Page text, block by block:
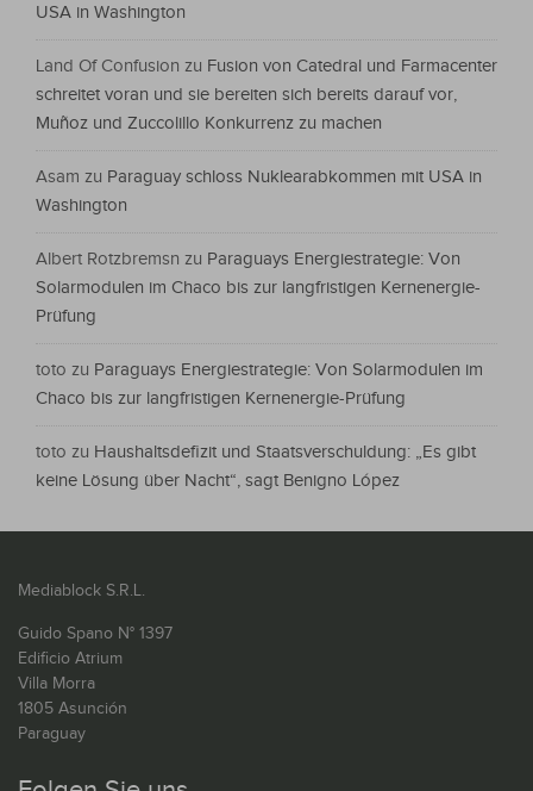
USA in Washington
Land Of Confusion zu Fusion von Catedral und Farmacenter
schreitet voran und sie bereiten sich bereits darauf vor,
Muñoz und Zuccolillo Konkurrenz zu machen
Asam zu Paraguay schloss Nuklearabkommen mit USA in
Washington
Albert Rotzbremsn zu Paraguays Energiestrategie: Von
Solarmodulen im Chaco bis zur langfristigen Kernenergie-
Prüfung
toto zu Paraguays Energiestrategie: Von Solarmodulen im
Chaco bis zur langfristigen Kernenergie-Prüfung
toto zu Haushaltsdefizit und Staatsverschuldung: „Es gibt
keine Lösung über Nacht“, sagt Benigno López
Mediablock S.R.L.
Guido Spano N° 1397
Edificio Atrium
Villa Morra
1805 Asunción
Paraguay